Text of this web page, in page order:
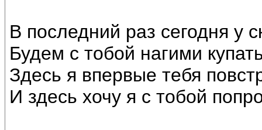
В последний раз сегодня у
Будем с тобой нагими
Здесь я впервые тебя
И здесь хочу я с тобой